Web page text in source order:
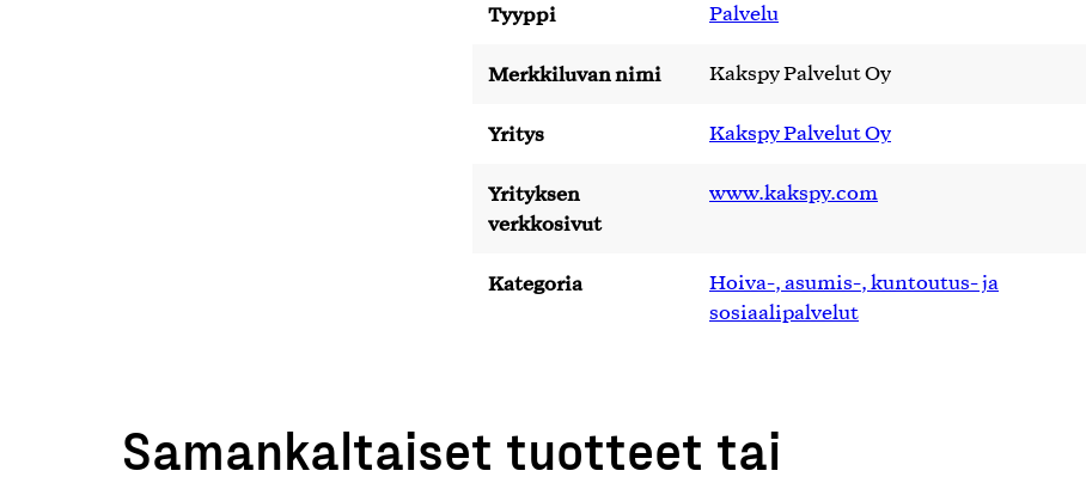
Tyyppi Palvelu
Merkkiluvan nimi Kakspy Palvelut Oy
Yritys Kakspy Palvelut Oy
Yrityksen
verkkosivut
www.kakspy.com
Kategoria
Hoiva-, asumis-, kuntoutus- ja
sosiaalipalvelut
Samankaltaiset tuotteet tai